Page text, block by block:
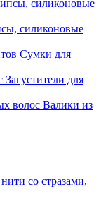
силиконовые
Сумки для
Загустители для
Валики из